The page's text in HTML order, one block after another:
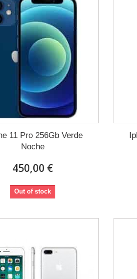
11 Pro 256Gb Verde
Noche
450,00 €
Out of stock